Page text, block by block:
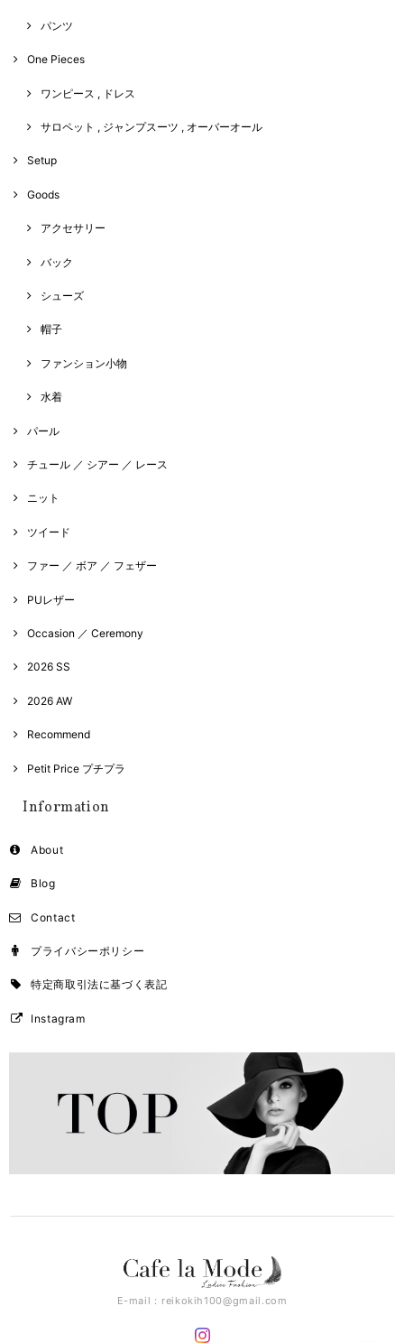
パンツ
One Pieces
ワンピース , ドレス
サロペット , ジャンプスーツ , オーバーオール
Setup
Goods
アクセサリー
バック
シューズ
帽子
ファンション小物
水着
パール
チュール ／ シアー ／ レース
ニット
ツイード
ファー ／ ボア ／ フェザー
PUレザー
Occasion ／ Ceremony
2026 SS
2026 AW
Recommend
Petit Price プチプラ
Information
About
Blog
Contact
プライバシーポリシー
特定商取引法に基づく表記
Instagram
E-mail： reikokih100@gmail.com